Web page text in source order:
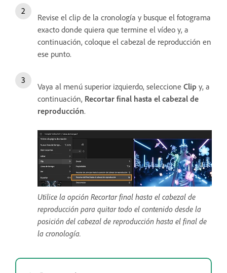
Revise el clip de la cronología y busque el fotograma
exacto donde quiera que termine el vídeo y, a
continuación, coloque el cabezal de reproducción en
ese punto.
Vaya al menú superior izquierdo, seleccione Clip y, a
continuación, Recortar final hasta el cabezal de
reproducción.
Utilice la opción Recortar final hasta el cabezal de
reproducción para quitar todo el contenido desde la
posición del cabezal de reproducción hasta el final de
la cronología.